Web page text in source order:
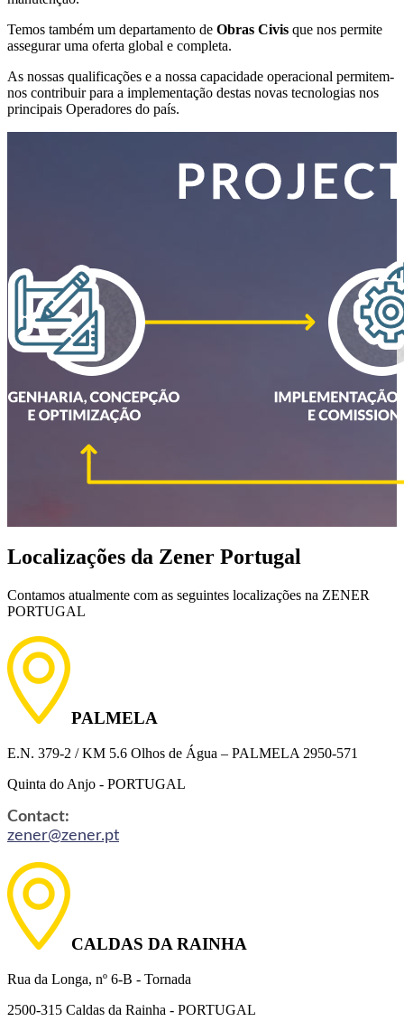
Temos também um departamento de Obras Civis que nos permite
assegurar uma oferta global e completa.
As nossas qualificações e a nossa capacidade operacional permitem-
nos contribuir para a implementação destas novas tecnologias nos
principais Operadores do país.
Localizações da Zener Portugal
Contamos atualmente com as seguintes localizações na ZENER
PORTUGAL
PALMELA
E.N. 379-2 / KM 5.6 Olhos de Água – PALMELA 2950-571
Quinta do Anjo - PORTUGAL
Contact:
zener@zener.pt
CALDAS DA RAINHA
Rua da Longa, nº 6-B - Tornada
2500-315 Caldas da Rainha - PORTUGAL